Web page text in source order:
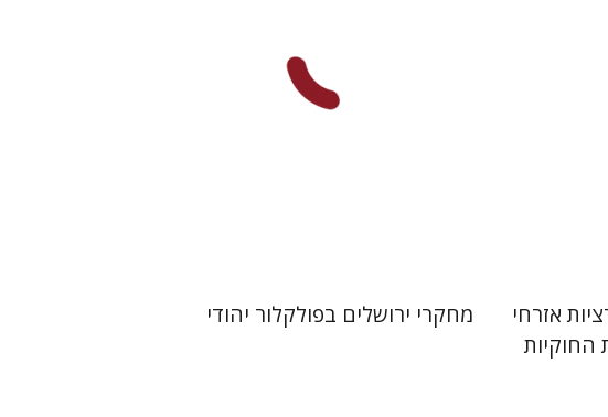
אזרחי
החוקיות
מחקרי ירושלים בפולקלור יהודי